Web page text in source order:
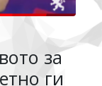
за
ги